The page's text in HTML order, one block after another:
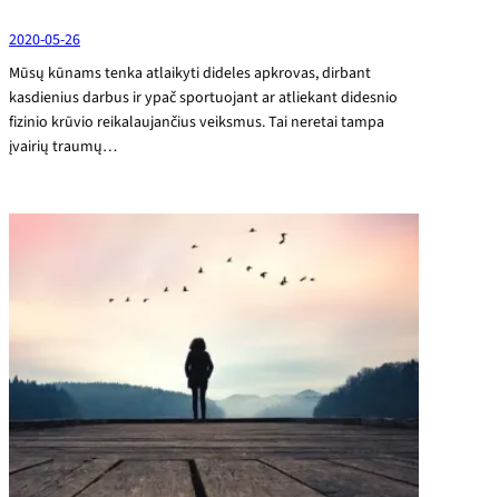
2020-05-26
Mūsų kūnams tenka atlaikyti dideles apkrovas, dirbant
kasdienius darbus ir ypač sportuojant ar atliekant didesnio
fizinio krūvio reikalaujančius veiksmus. Tai neretai tampa
įvairių traumų…